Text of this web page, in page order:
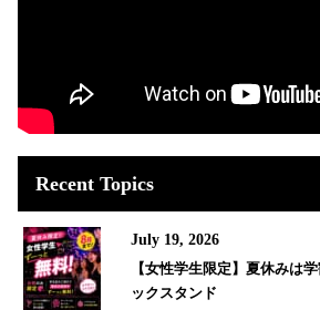
Recent Topics
July 19, 2026
【女性学生限定】夏休みは
ックスタンド